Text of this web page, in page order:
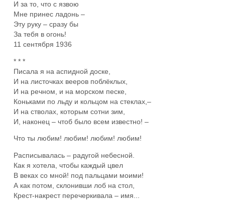
И за то, что с язвою
Мне принес ладонь –
Эту руку – сразу бы
За тебя в огонь!
11 сентября 1936
* * *
Писала я на аспидной доске,
И на листочках вееров поблёклых,
И на речном, и на морском песке,
Коньками по льду и кольцом на стеклах,–
И на стволах, которым сотни зим,
И, наконец – чтоб было всем известно! –
Что ты любим! любим! любим! любим!
Расписывалась – радугой небесной.
Как я хотела, чтобы каждый цвел
В веках со мной! под пальцами моими!
А как потом, склонивши лоб на стол,
Крест-накрест перечеркивала – имя...